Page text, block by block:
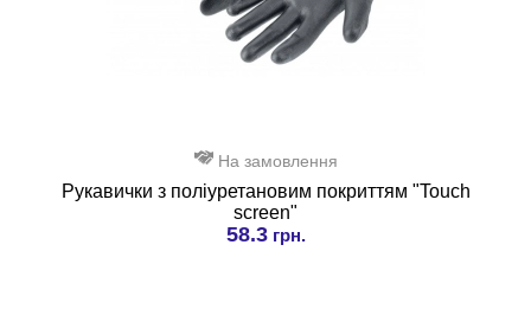
На замовлення
Рукавички з поліуретановим покриттям "Touch
screen"
58.3грн.